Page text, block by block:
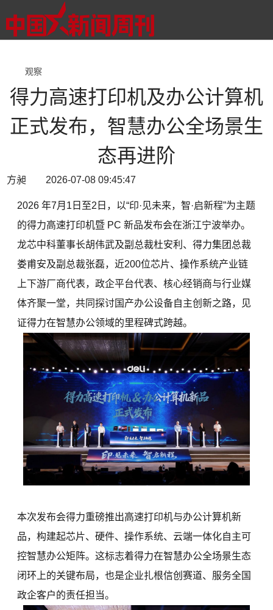
观察
得力高速打印机及办公计算机
正式发布，智慧办公全场景生
态再进阶
方昶 2026-07-08 09:45:47
2026 年7月1日至2日，以“印·见未来，智·启新程”为主题
的得力高速打印机暨 PC 新品发布会在浙江宁波举办。
龙芯中科董事长胡伟武及副总裁杜安利、得力集团总裁
娄甫安及副总裁张磊，近200位芯片、操作系统产业链
上下游厂商代表，政企平台代表、核心经销商与行业媒
体齐聚一堂，共同探讨国产办公设备自主创新之路，见
证得力在智慧办公领域的里程碑式跨越。
本次发布会得力重磅推出高速打印机与办公计算机新
品，构建起芯片、硬件、操作系统、云端一体化自主可
控智慧办公矩阵。这标志着得力在智慧办公全场景生态
闭环上的关键布局，也是企业扎根信创赛道、服务全国
政企客户的责任担当。